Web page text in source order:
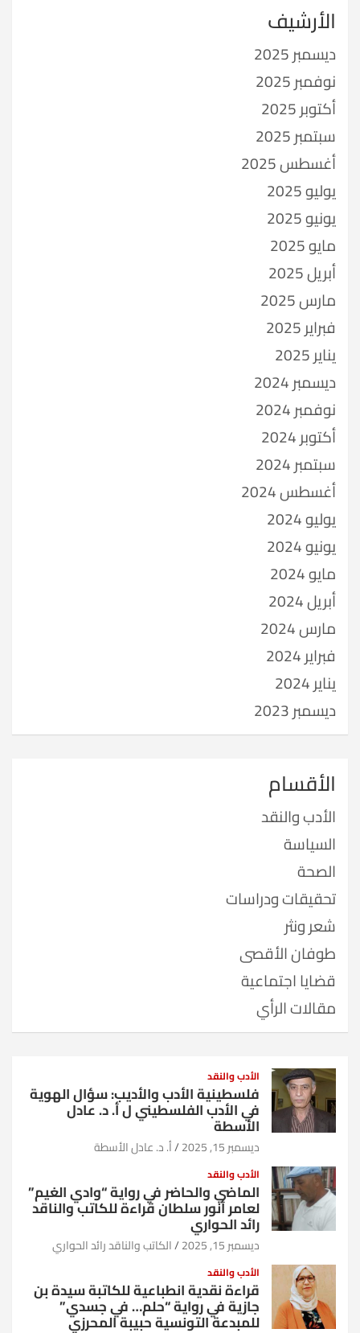
الأرشيف
ديسمبر 2025
نوفمبر 2025
أكتوبر 2025
سبتمبر 2025
أغسطس 2025
يوليو 2025
يونيو 2025
مايو 2025
أبريل 2025
مارس 2025
فبراير 2025
يناير 2025
ديسمبر 2024
نوفمبر 2024
أكتوبر 2024
سبتمبر 2024
أغسطس 2024
يوليو 2024
يونيو 2024
مايو 2024
أبريل 2024
مارس 2024
فبراير 2024
يناير 2024
ديسمبر 2023
الأقسام
الأدب والنقد
السياسة
الصحة
تحقيقات ودراسات
شعر ونثر
طوفان الأقصى
قضايا اجتماعية
مقالات الرأي
الأدب والنقد
فلسطينية الأدب والأديب: سؤال الهوية
في الأدب الفلسطيني ل أ. د. عادل
الأسطة
ديسمبر 15, 2025 أ. د. عادل الأسطة
الأدب والنقد
الماضي والحاضر في رواية “وادي الغيم”
لعامر أنور سلطان قراءة للكاتب والناقد
رائد الحواري
ديسمبر 15, 2025 الكاتب والناقد رائد الحواري
الأدب والنقد
قراءة نقدية انطباعية للكاتبة سيدة بن
جازية في رواية “حلم… في جسدي”
للمبدعة التونسية حبيبة المحرزي